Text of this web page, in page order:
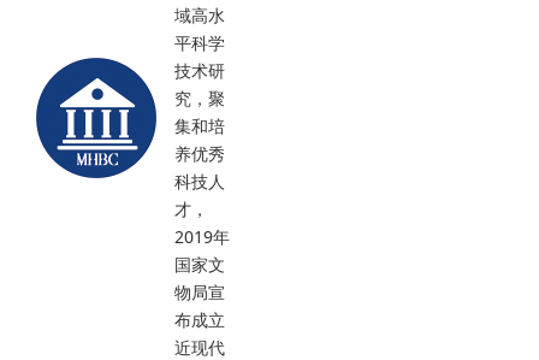
域高水
平科学
技术研
究，聚
集和培
养优秀
科技人
才，
2019年
国家文
物局宣
布成立
近现代